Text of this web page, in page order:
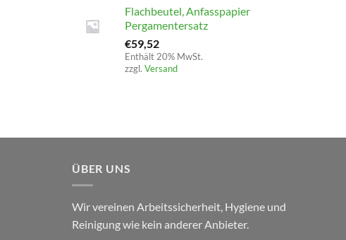
Flachbeutel, Anfasspapier
Pergamentersatz
€59,52
Enthält 20% MwSt.
zzgl. Versand
ÜBER UNS
Wir vereinen Arbeitssicherheit, Hygiene und
Reinigung wie kein anderer Anbieter.